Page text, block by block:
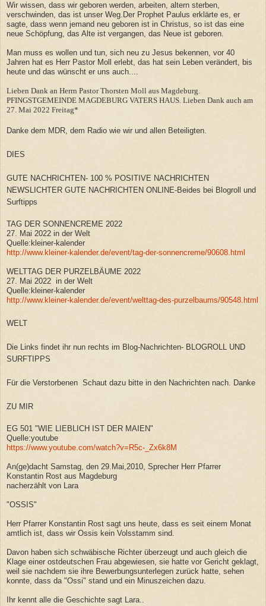
Wir wissen, dass wir geboren werden, arbeiten, altern sterben,
verschwinden, das ist unser Weg.Der Prophet Paulus erklärte es, er
sagte, dass wenn jemand neu geboren ist in Christus, so ist das eine
neue Schöpfung, das Alte ist vergangen, das Neue ist geboren.
Man muss es wollen und tun, sich neu zu Jesus bekennen, vor 40
Jahren hat es Herr Pastor Moll erlebt, das hat sein Leben verändert, bis
heute und das wünscht er uns auch....
Lieben Dank an Herrn Pastor Thorsten Moll aus Magdeburg.
PFINGSTGEMEINDE MAGDEBURG VATERS HAUS. Lieben Dank auch am
27. Mai 2022 Freitag*
Danke dem MDR, dem Radio wie wir und allen Beteiligten.
DIES
GUTE NACHRICHTEN- 100 % POSITIVE NACHRICHTEN
NEWSLICHTER GUTE NACHRICHTEN ONLINE-Beides bei Blogroll und
Surftipps
TAG DER SONNENCREME 2022
27. Mai 2022 in der Welt
Quelle:kleiner-kalender
http://www.kleiner-kalender.de/event/tag-der-sonnencreme/90608.html
WELTTAG DER PURZELBÄUME 2022
27. Mai 2022 in der Welt
Quelle:kleiner-kalender
http://www.kleiner-kalender.de/event/welttag-des-purzelbaums/90548.html
WELT
Die Links findet ihr nun rechts im Blog-Nachrichten- BLOGROLL UND
SURFTIPPS
Für die Verstorbenen Schaut dazu bitte in den Nachrichten nach. Danke
ZU MIR
EG 501 "WIE LIEBLICH IST DER MAIEN"
Quelle:youtube
https://www.youtube.com/watch?v=R5c-_Zx6k8M
An(ge)dacht Samstag, den 29.Mai,2010, Sprecher Herr Pfarrer
Konstantin Rost aus Magdeburg
nacherzählt von Lara
"OSSIS"
Herr Pfarrer Konstantin Rost sagt uns heute, dass es seit einem Monat
amtlich ist, dass wir Ossis kein Volsstamm sind.
Davon haben sich schwäbische Richter überzeugt und auch gleich die
Klage einer ostdeutschen Frau abgewiesen, sie hatte vor Gericht geklagt,
weil sie nachdem sie ihre Bewerbungsunterlegen zurück hatte, sehen
konnte, dass da "Ossi" stand und ein Minuszeichen dazu.
Ihr kennt alle die Geschichte sagt Lara..